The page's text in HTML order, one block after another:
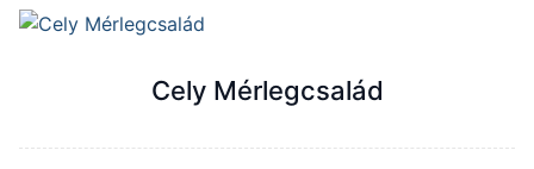
Cely Mérlegcsalád